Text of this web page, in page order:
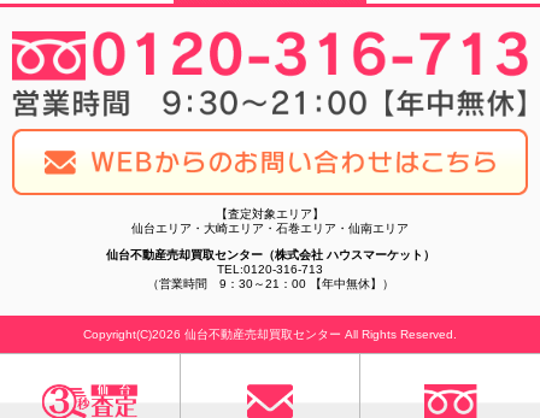
【査定対象エリア】
仙台エリア・大崎エリア・石巻エリア・仙南エリア
仙台不動産売却買取センター（株式会社 ハウスマーケット）
TEL:0120-316-713
（営業時間 9：30～21：00 【年中無休】）
Copyright(C)2026 仙台不動産売却買取センター All Rights Reserved.